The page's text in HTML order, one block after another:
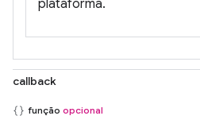
plataforma.
callback
função opcional